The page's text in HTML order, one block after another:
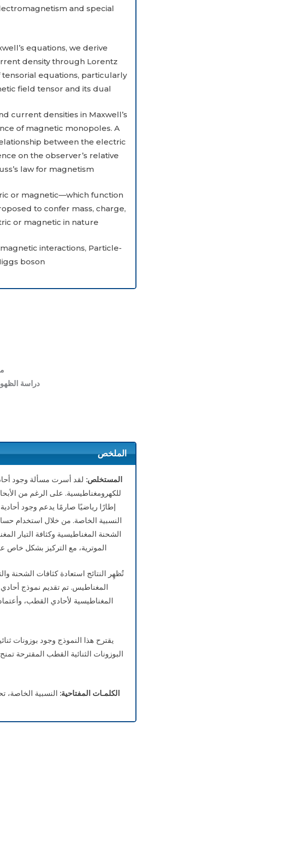
and special
equations, we derive
density through Lorentz
equations, particularly
field tensor and its dual.
current densities in Maxwell’s
of magnetic monopoles. A
between the electric
on the observer’s relative
law for magnetism.
or magnetic—which function
to confer mass, charge,
or magnetic in nature.
interactions, Particle-
boson.
دراسة
الملخص
المستخلص: لقد أسرت مسألة وجود
للكهرومغناطيسية. على الرغم من
إطارًا رياضيًا صارمًا يدعم وجود
النسبية الخاصة. من خلال استخدام
الشحنة المغناطيسية وكثافة التيار
الموترية، مع التركيز بشكل خاص
تُظهِر النتائج استعادة كثافات الشحنة
المغناطيس. تم تقديم نموذج
المغناطيسية لأحادي القطب،
يقترح هذا النموذج وجود بوزونات
البوزونات الثنائية القطب المقترحة
الكلمـات المفتاحية: النسبية الخاصة،